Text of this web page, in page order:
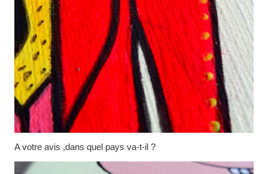
A votre avis ,dans quel pays va-t-il ?